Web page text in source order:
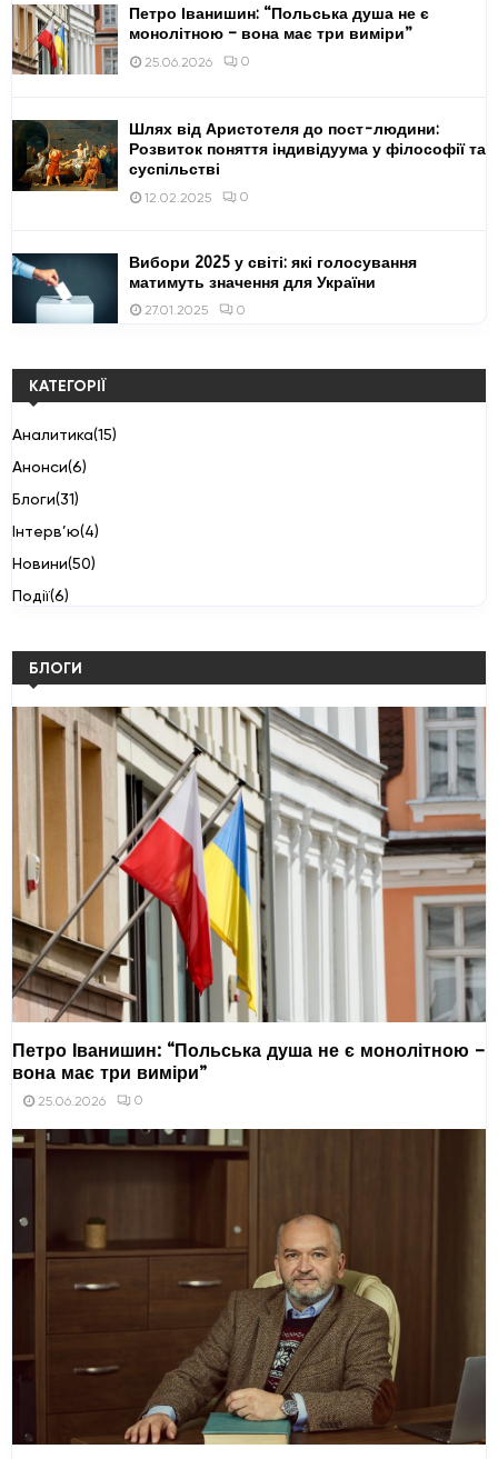
Петро Іванишин: “Польська душа не є
монолітною – вона має три виміри”
25.06.2026 0
Шлях від Аристотеля до пост-людини:
Розвиток поняття індивідуума у ​​філософії та
суспільстві
12.02.2025 0
Вибори 2025 у світі: які голосування
матимуть значення для України
27.01.2025 0
КАТЕГОРІЇ
Аналитика(15)
Анонси(6)
Блоги(31)
Інтерв’ю(4)
Новини(50)
Події(6)
БЛОГИ
Петро Іванишин: “Польська душа не є монолітною –
вона має три виміри”
25.06.2026 0